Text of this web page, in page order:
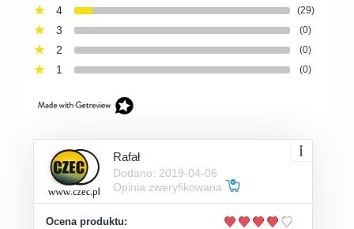
4 (29)
3 (0)
2 (0)
1 (0)
Rafał
Dodano: 2019-04-06
Opinia zweryfikowana
Ocena produktu: